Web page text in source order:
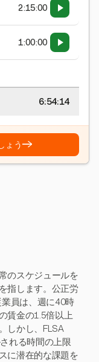
2:15:00
1:00:00
6:54:15
ょう→
のスケジュールを
指します。公正労
員は、週に40時
賃金の1.5倍以上
しかし、FLSA
れる時間の上限
に潜在的な課題を